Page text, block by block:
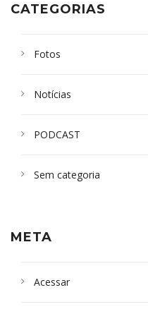
CATEGORIAS
Fotos
Notícias
PODCAST
Sem categoria
META
Acessar